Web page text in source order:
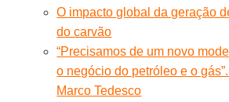
O impacto global da geração
do carvão
“Precisamos de um novo
o negócio do petróleo e o
Marco Tedesco